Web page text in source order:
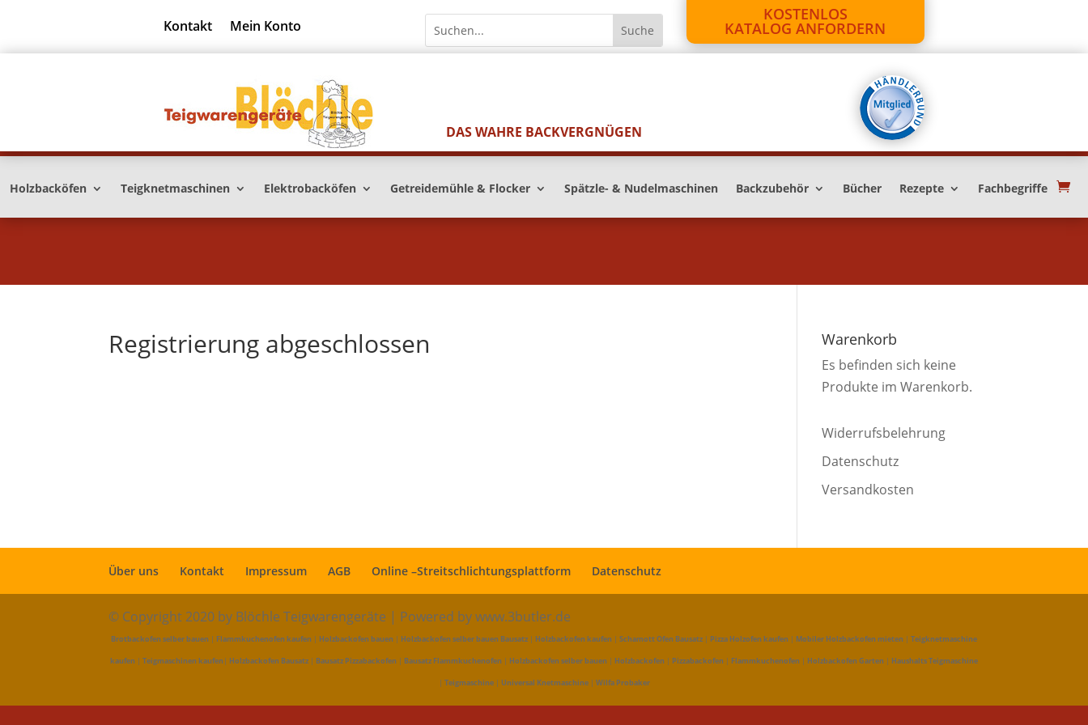
Kontakt Mein Konto
KOSTENLOS
KATALOG ANFORDERN
DAS WAHRE BACKVERGNÜGEN
Holzbacköfen Teigknetmaschinen Elektrobacköfen Getreidemühle & Flocker Spätzle- & Nudelmaschinen Backzubehör Bücher Rezepte Fachbegriffe
Registrierung abgeschlossen Warenkorb
Es befinden sich keine
Produkte im Warenkorb.
Widerrufsbelehrung
Datenschutz
Versandkosten
Über uns Kontakt Impressum AGB Online –Streitschlichtungsplattform Datenschutz
© Copyright 2020 by Blöchle Teigwarengeräte | Powered by www.3butler.de
Brotbackofen selber bauen | Flammkuchenofen kaufen | Holzbackofen bauen | Holzbackofen selber bauen Bausatz | Holzbackofen kaufen | Schamott Ofen Bausatz | Pizza Holzofen kaufen | Mobiler Holzbackofen mieten | Teigknetmaschine
kaufen | Teigmaschinen kaufen| Holzbackofen Bausatz | Bausatz Pizzabackofen | Bausatz Flammkuchenofen | Holzbackofen selber bauen | Holzbackofen | Pizzabackofen | Flammkuchenofen | Holzbackofen Garten | Haushalts Teigmaschine
| Teigmaschine| Universal Knetmaschine| Wilfa Probaker